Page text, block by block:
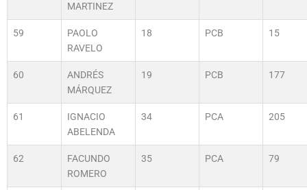
MARTINEZ
59
PAOLO
RAVELO
18 PCB 15
60
ANDRÉS
MÁRQUEZ
19 PCB 177
61
IGNACIO
ABELENDA
34 PCA 205
62
FACUNDO
ROMERO
35 PCA 79